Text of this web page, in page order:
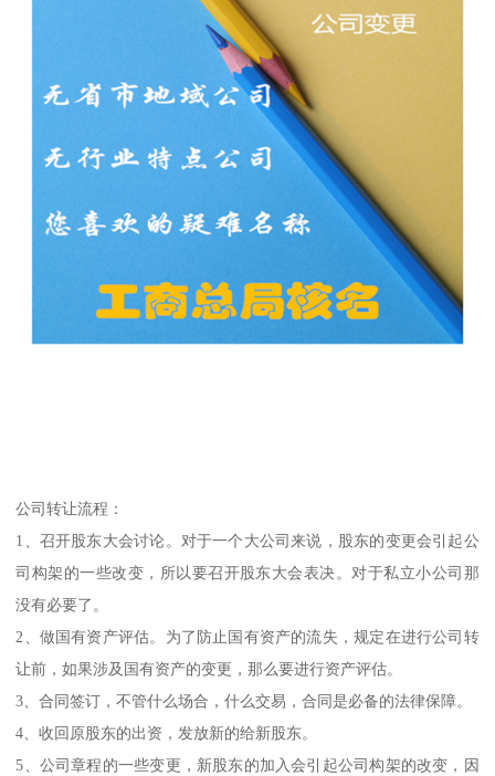
公司转让流程：
1、召开股东大会讨论。对于一个大公司来说，股东的变更会引起公
司构架的一些改变，所以要召开股东大会表决。对于私立小公司那
没有必要了。
2、做国有资产评估。为了防止国有资产的流失，规定在进行公司转
让前，如果涉及国有资产的变更，那么要进行资产评估。
3、合同签订，不管什么场合，什么交易，合同是必备的法律保障。
4、收回原股东的出资，发放新的给新股东。
5、公司章程的一些变更，新股东的加入会引起公司构架的改变，因